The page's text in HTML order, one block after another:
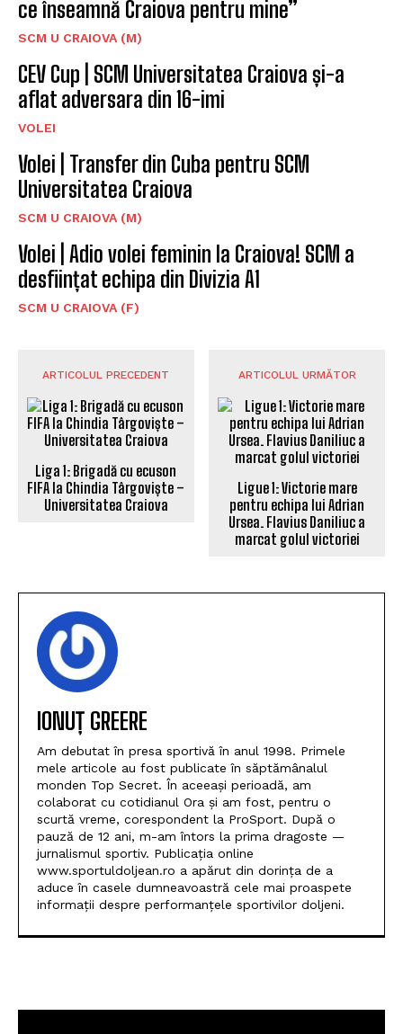
ce înseamnă Craiova pentru mine”
SCM U CRAIOVA (M)
CEV Cup | SCM Universitatea Craiova și-a
aflat adversara din 16-imi
VOLEI
Volei | Transfer din Cuba pentru SCM
Universitatea Craiova
SCM U CRAIOVA (M)
Volei | Adio volei feminin la Craiova! SCM a
desființat echipa din Divizia A1
SCM U CRAIOVA (F)
ARTICOLUL PRECEDENT
Liga 1: Brigadă cu ecuson
FIFA la Chindia Târgoviște –
Universitatea Craiova
ARTICOLUL URMĂTOR
Ligue 1: Victorie mare
pentru echipa lui Adrian
Ursea. Flavius Daniliuc a
marcat golul victoriei
IONUȚ GREERE
Am debutat în presa sportivă în anul 1998. Primele
mele articole au fost publicate în săptămânalul
monden Top Secret. În aceeași perioadă, am
colaborat cu cotidianul Ora și am fost, pentru o
scurtă vreme, corespondent la ProSport. După o
pauză de 12 ani, m-am întors la prima dragoste —
jurnalismul sportiv. Publicația online
www.sportuldoljean.ro a apărut din dorința de a
aduce în casele dumneavoastră cele mai proaspete
informații despre performanțele sportivilor doljeni.